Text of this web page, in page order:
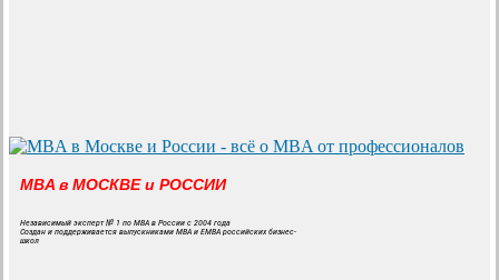
MBA в МОСКВЕ и РОССИИ
Независимый эксперт № 1 по MBA в России с 2004 года
Создан и поддерживается выпускниками MBA и EMBA российских бизнес-
школ